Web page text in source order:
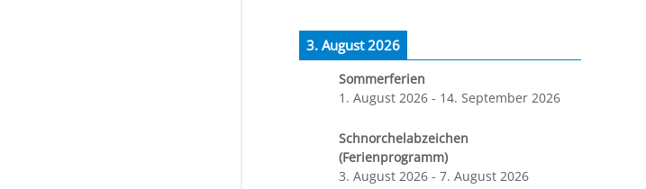
3. August 2026
Sommerferien
1. August 2026- 14. September 2026
Schnorchelabzeichen
(Ferienprogramm)
3. August 2026- 7. August 2026